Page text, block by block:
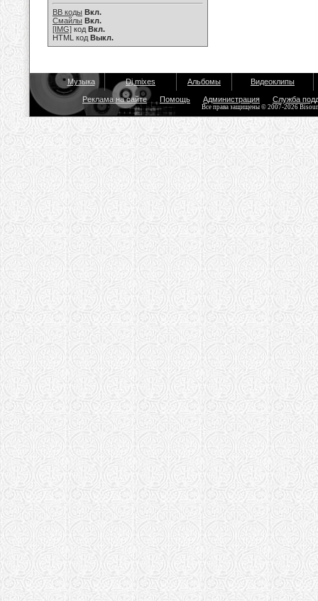
BB коды Вкл.
Смайлы Вкл.
[IMG] код Вкл.
HTML код Выкл.
Музыка Dj mixes Альбомы Видеоклипы
Реклама на сайте Помощь Администрация Служба
Все права защищены © 2007-2026